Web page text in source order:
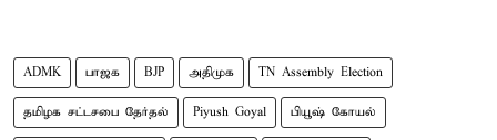
ADMK பாஜக BJP அதிமுக TN Assembly Election
தமிழக சட்டசபை தேர்தல் Piyush Goyal பியூஷ் கோயல்